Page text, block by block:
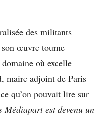
des militants
œuvre tourne
où excelle
maire adjoint de Paris
qu’on pouvait lire sur
Médiapart est devenu un